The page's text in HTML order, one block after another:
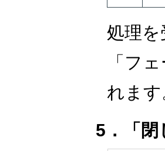
処理
「フ
れます
5．「